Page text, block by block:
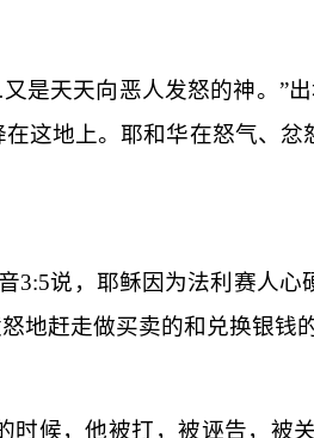
是天天向恶人发怒的神。”
这地上。耶和华在怒气、忿
3:5说，耶稣因为法利赛人心
地赶走做买卖的和兑换银钱
候，他被打，被诬告，被